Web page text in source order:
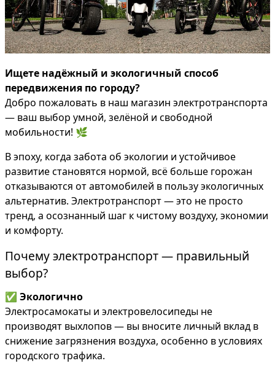
Ищете надёжный и экологичный способ
передвижения по городу?
Добро пожаловать в наш магазин электротранспорта
— ваш выбор умной, зелёной и свободной
мобильности! 🌿
В эпоху, когда забота об экологии и устойчивое
развитие становятся нормой, всё больше горожан
отказываются от автомобилей в пользу экологичных
альтернатив. Электротранспорт — это не просто
тренд, а осознанный шаг к чистому воздуху, экономии
и комфорту.
Почему электротранспорт — правильный
выбор?
✅ Экологично
Электросамокаты и электровелосипеды не
производят выхлопов — вы вносите личный вклад в
снижение загрязнения воздуха, особенно в условиях
городского трафика.